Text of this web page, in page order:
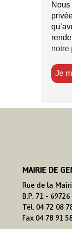
notre
MAIRIE DE
Rue de la
B.P. 71 -
Tél. 04 72 08
Fax 04 78 91